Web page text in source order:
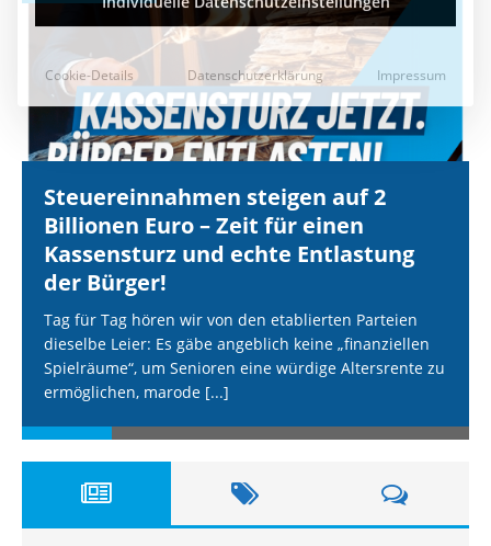
Steuereinnahmen steigen auf 2
Billionen Euro – Zeit für einen
Kassensturz und echte Entlastung
der Bürger!
Tag für Tag hören wir von den etablierten Parteien
dieselbe Leier: Es gäbe angeblich keine „finanziellen
Spielräume“, um Senioren eine würdige Altersrente zu
ermöglichen, marode [...]